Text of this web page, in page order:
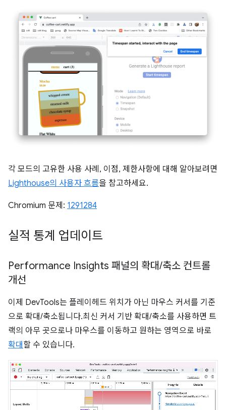
각 모드의 고유한 사용 사례, 이점, 제한사항에 대해 알아보려면
Lighthouse의 사용자 흐름을 참고하세요.
Chromium 문제: 1291284
실적 통계 업데이트
Performance Insights 패널의 확대/축소 컨트롤
개선
이제 DevTools는 플레이헤드 위치가 아닌 마우스 커서를 기준
으로 확대/축소됩니다.최신 커서 기반 확대/축소를 사용하면 트
랙의 아무 곳으로나 마우스를 이동하고 원하는 영역으로 바로
확대 할 수 있습니다.